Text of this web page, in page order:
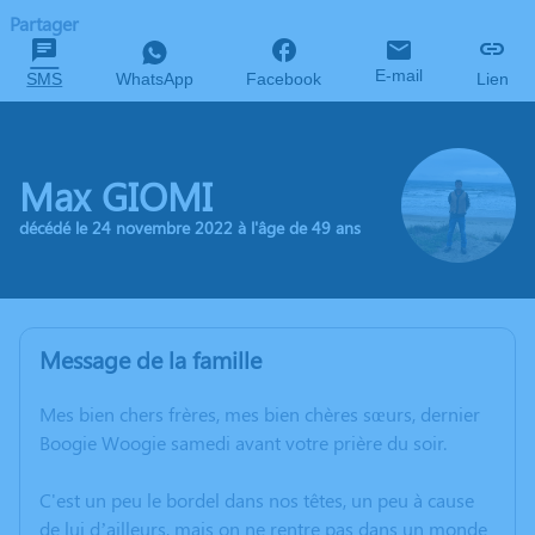
Partager
SMS WhatsApp Facebook E-mail Lien
Max GIOMI
décédé le 24 novembre 2022 à l'âge de 49 ans
Message de la famille
Mes bien chers frères, mes bien chères sœurs, dernier
Boogie Woogie samedi avant votre prière du soir.
C'est un peu le bordel dans nos têtes, un peu à cause
de lui d’ailleurs, mais on ne rentre pas dans un monde